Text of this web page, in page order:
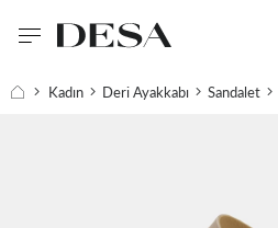
Kadın Deri Ayakkabı Sandalet